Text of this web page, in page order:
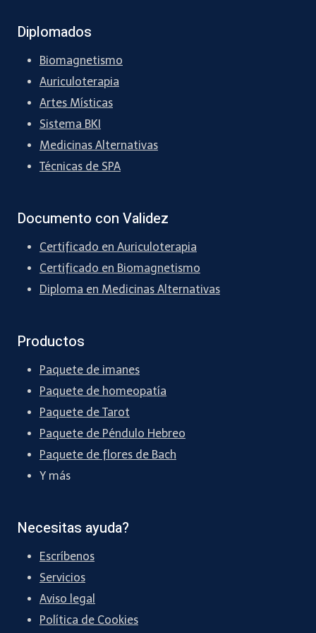
Diplomados
Biomagnetismo
Auriculoterapia
Artes Místicas
Sistema BKI
Medicinas Alternativas
Técnicas de SPA
Documento con Validez
Certificado en Auriculoterapia
Certificado en Biomagnetismo
Diploma en Medicinas Alternativas
Productos
Paquete de imanes
Paquete de homeopatía
Paquete de Tarot
Paquete de Péndulo Hebreo
Paquete de flores de Bach
Y más
Necesitas ayuda?
Escríbenos
Servicios
Aviso legal
Política de Cookies